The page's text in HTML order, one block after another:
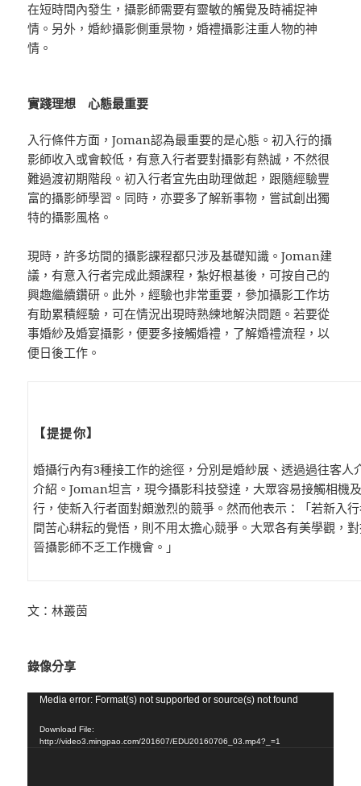
在短時間內發生，攝影師需要有靈敏的觸覺及時補捉神
情。另外，婚紗攝影側重景物，婚禮攝影注重人物的神
情。
實踐理想 心態最重要
入行條件方面，Joman認為最重要的是心態。初入行的攝
影師收入或會較低，有意入行者要對攝影有熱誠，不然很
難過渡初期階段。初入行者宜先由助理做起，跟隨經驗豐
富的攝影師學習。同時，亦要多了解新事物，嘗試創出獨
特的攝影風格。
現時，許多坊間的攝影課程都只涉及基礎知識。Joman建
議，有意入行者完成此類課程，紮好根基後，可按自己的
興趣繼續鑽研。此外，經驗也非常重要，參加攝影工作坊
有助累積經驗，可在情況出現時熟練地解決問題。若要從
事婚紗及婚宴攝影，便要多接觸婚禮，了解婚禮流程，以
便日後工作。
【提提你】
婚攝行內有3種接工作的途徑，分別是婚紗展、透過過往客人
介紹。Joman坦言，現今攝影科技發達，大眾容易接觸相機
行，使新入行者面對頗激烈的競爭。然而他表示：「若新入
間苦心耕耘的覺悟，則不用太擔心競爭。大眾各有美學觀，
晉攝影師不乏工作機會。」
文：林叢茵
錄像分享
Media error: Format(s) not supported or source(s) not found
Download File:
http://video3.mingpao.com/201607/EDU20160706_03.mp4?_=1